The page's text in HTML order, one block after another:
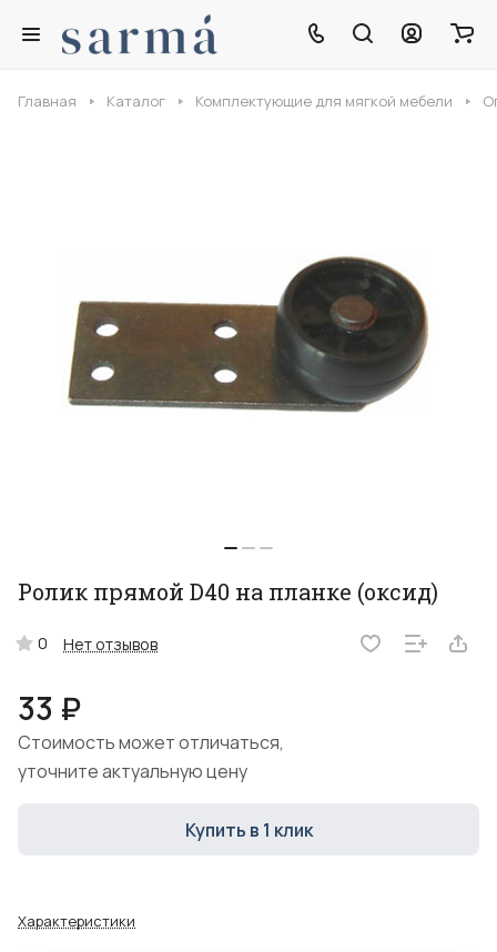
Главная Каталог Комплектующие для мягкой мебели
Ролик прямой D40 на планке (оксид)
0 Нет отзывов
33 ₽
Стоимость может отличаться,
уточните актуальную цену
Купить в 1 клик
Характеристики